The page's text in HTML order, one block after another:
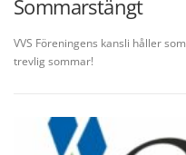
Sommarstängt
VVS Föreningens kansli håller
trevlig sommar!